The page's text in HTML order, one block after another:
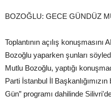
BOZOĞLU: GECE GÜNDÜZ
Toplantının açılış
Bozoğlu yaparken şunları
Mutlu Bozoğlu, yaptığı
Parti İstanbul İl
Gün” programı dahilinde